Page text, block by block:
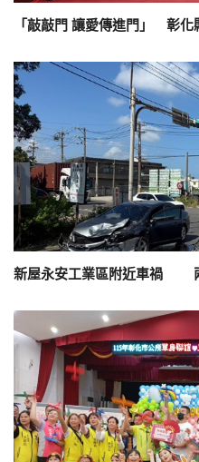
「敲敲門 讓愛傳進門」 彰化
新屋永安工業區附近車禍